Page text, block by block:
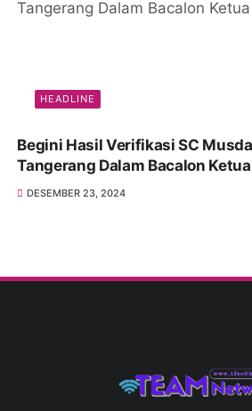
HEADLINE
Begini Hasil Verifikasi SC Musda
Tangerang Dalam Bacalon Ketua
DESEMBER 23, 2024